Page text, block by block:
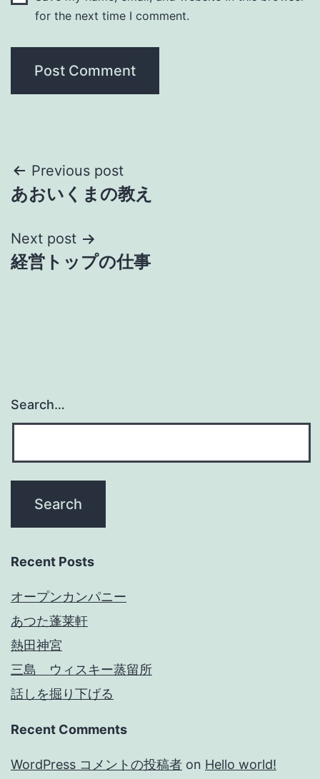
for the next time I comment.
Post
navigation
Previous post
あおいくまの教え
Next post
経営トップの仕事
Search…
Recent Posts
オープンカンパニー
あつた蓬莱軒
熱田神宮
三島 ウィスキー蒸留所
話しを掘り下げる
Recent Comments
WordPress コメントの投稿者 on Hello world!